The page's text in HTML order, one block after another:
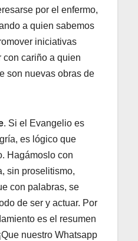
por el enfermo,
a quien sabemos
iniciativas
cariño a quien
son nuevas obras de
. Si el Evangelio es
es lógico que
Hagámoslo con
sin proselitismo,
con palabras, se
de ser y actuar. Por
es el resumen
nuestro Whatsapp